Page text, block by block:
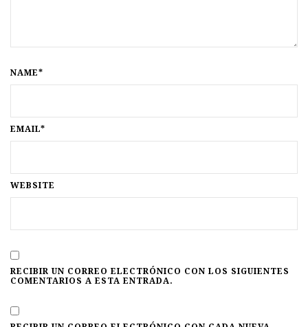
NAME*
EMAIL*
WEBSITE
RECIBIR UN CORREO ELECTRÓNICO CON LOS SIGUIENTES
COMENTARIOS A ESTA ENTRADA.